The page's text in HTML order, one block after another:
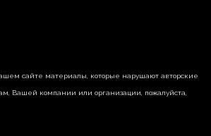
сайте материалы, которые нарушают авторские
Вашей компании или организации, пожалуйста,